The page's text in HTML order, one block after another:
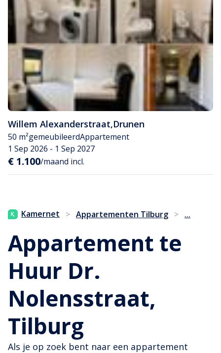
Willem Alexanderstraat,Drunen
50 m²gemeubileerdAppartement
1 Sep 2026 - 1 Sep 2027
€ 1.100/maand incl.
Kamernet > Appartementen Tilburg > ...
Appartement te
Huur Dr.
Nolensstraat,
Tilburg
Als je op zoek bent naar een appartement